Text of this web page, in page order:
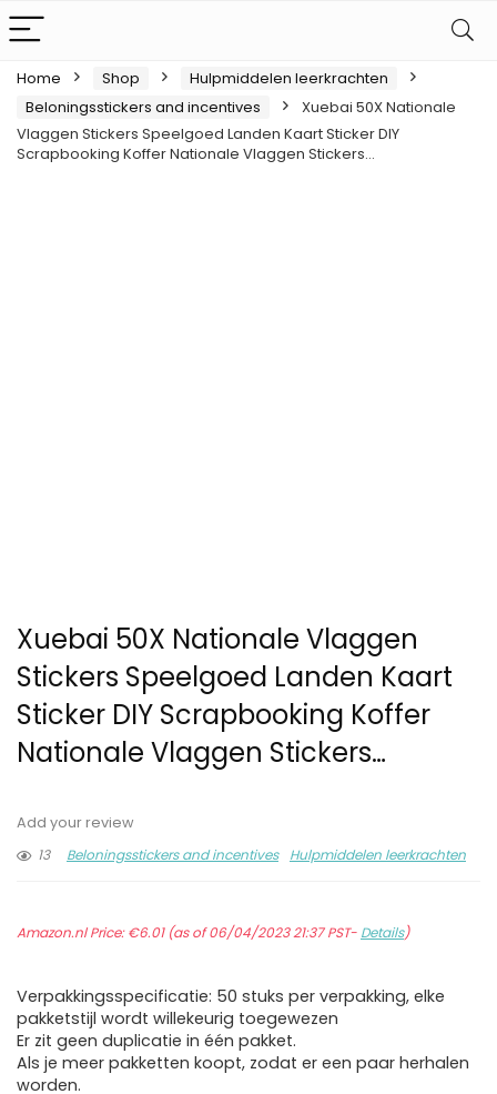
Home Shop
Hulpmiddelen leerkrachten
Beloningsstickers and incentives
Xuebai 50X Nationale
Vlaggen Stickers Speelgoed Landen Kaart Sticker DIY
Scrapbooking Koffer Nationale Vlaggen Stickers…
Xuebai 50X Nationale Vlaggen
Stickers Speelgoed Landen Kaart
Sticker DIY Scrapbooking Koffer
Nationale Vlaggen Stickers…
Add your review
13
Beloningsstickers and incentives Hulpmiddelen leerkrachten
Amazon.nl Price:€6.01(as of 06/04/2023 21:37 PST- Details)
Verpakkingsspecificatie: 50 stuks per verpakking, elke
pakketstijl wordt willekeurig toegewezen
Er zit geen duplicatie in één pakket.
Als je meer pakketten koopt, zodat er een paar herhalen
worden.